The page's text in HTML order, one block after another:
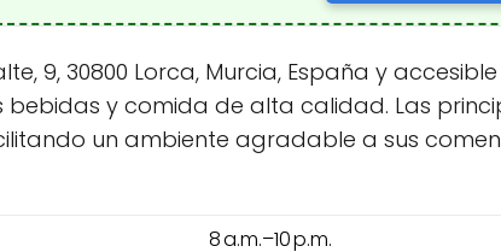
9, 30800 Lorca, Murcia, España y
y comida de alta calidad. Las
un ambiente agradable a sus
8 a.m.–10 p.m.